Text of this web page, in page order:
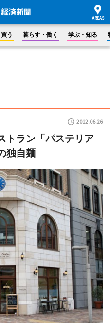
買う 暮らす・働く 学ぶ・知る
2012.06.26
トラン「パステリア
独自麺